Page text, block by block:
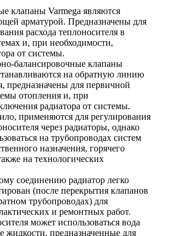
клапаны Varmega являются
арматурой. Предназначены для
расхода теплоносителя в
и, при необходимости,
от системы.
балансировочные клапаны
на обратную линию
предназначены для первичной
отопления и, при
радиатора от системы.
применяются для регулирования
через радиаторы, однако
на трубопроводах систем
назначения, горячего
на технологических
соединению радиатор легко
(после перекрытия клапанов
трубопроводах) для
и ремонтных работ.
может использоваться вода
жидкости, предназначенные для